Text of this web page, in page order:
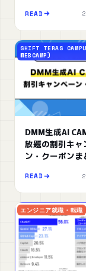
ジュと模倣の境
ける判断軸とは
READ
SHIFT TERAS
WEBCAMP)
DMM生成AI
放題の割引キャ
ン・クーポンま
解説】
READ
エンジニア就職・転職